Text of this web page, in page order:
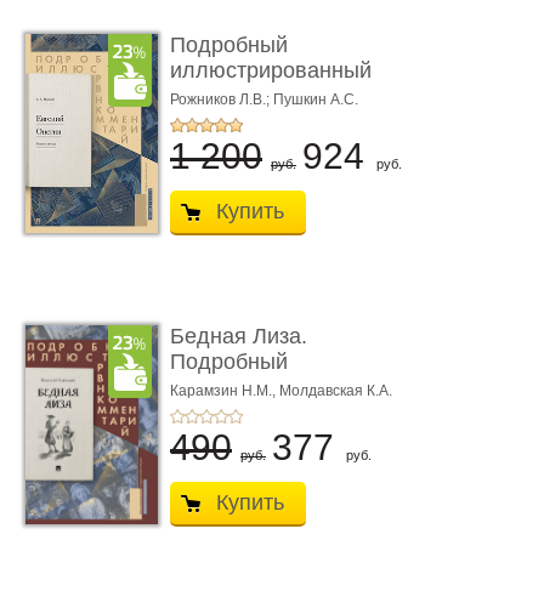
Подробный
иллюстрированный
комментарий к ром� ...
Рожников Л.В.; Пушкин А.С.
1 200 руб. 924 руб.
Купить
Бедная Лиза.
Подробный
иллюстрированный
комме ...
Карамзин Н.М., Молдавская К.А.
490 руб. 377 руб.
Купить